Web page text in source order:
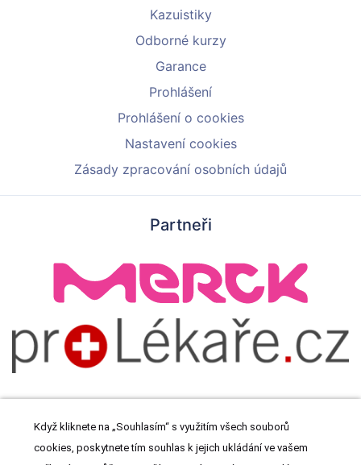
Kazuistiky
Odborné kurzy
Garance
Prohlášení
Prohlášení o cookies
Nastavení cookies
Zásady zpracování osobních údajů
Partneři
© 2026 Meditorial s.r.o. Všechna práva vyhrazena.
Když kliknete na „Souhlasím“ s využitím všech souborů
cookies, poskytnete tím souhlas k jejich ukládání ve vašem